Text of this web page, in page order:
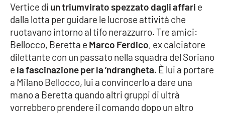
RUBRICHE
Good Morning Vietnam
Parchi Marini Calabria
Leggendo Alvaro insieme
Vertice di un triumvirato spezzato dagli affari e
dalla lotta per guidare le lucrose attività che
ruotavano intorno al tifo nerazzurro. Tre amici:
Bellocco, Beretta e Marco Ferdico, ex calciatore
dilettante con un passato nella squadra del Soriano
e la fascinazione per la ’ndrangheta. È lui a portare
a Milano Bellocco, lui a convincerlo a dare una
mano a Beretta quando altri gruppi di ultrà
vorrebbero prendere il comando dopo un altro